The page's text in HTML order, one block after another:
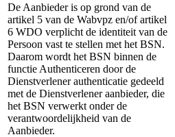
De Aanbieder is op grond van de
artikel 5 van de Wabvpz en/of artikel
6 WDO verplicht de identiteit van de
Persoon vast te stellen met het BSN.
Daarom wordt het BSN binnen de
functie Authenticeren door de
Dienstverlener authenticatie gedeeld
met de Dienstverlener aanbieder, die
het BSN verwerkt onder de
verantwoordelijkheid van de
Aanbieder.